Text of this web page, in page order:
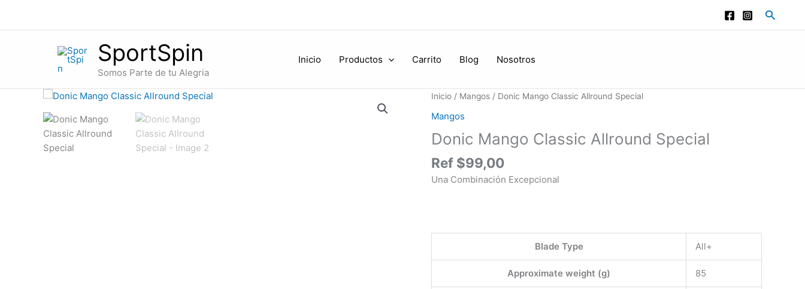
Buscar
SportSpin
Somos Parte de tu Alegria
Inicio Productos Carrito Blog Nosotros
Inicio / Mangos / Donic Mango Classic Allround Special
Mangos
Donic Mango Classic Allround Special
Ref $99,00
Una Combinación Excepcional
Blade Type All+
Approximate weight (g) 85
Donic
Classic
Allround
cantidad